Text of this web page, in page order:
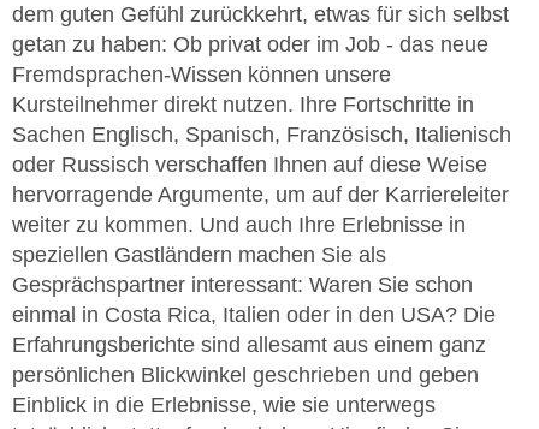
dem guten Gefühl zurückkehrt, etwas für sich selbst
getan zu haben: Ob privat oder im Job - das neue
Fremdsprachen-Wissen können unsere
Kursteilnehmer direkt nutzen. Ihre Fortschritte in
Sachen Englisch, Spanisch, Französisch, Italienisch
oder Russisch verschaffen Ihnen auf diese Weise
hervorragende Argumente, um auf der Karriereleiter
weiter zu kommen. Und auch Ihre Erlebnisse in
speziellen Gastländern machen Sie als
Gesprächspartner interessant: Waren Sie schon
einmal in Costa Rica, Italien oder in den USA? Die
Erfahrungsberichte sind allesamt aus einem ganz
persönlichen Blickwinkel geschrieben und geben
Einblick in die Erlebnisse, wie sie unterwegs